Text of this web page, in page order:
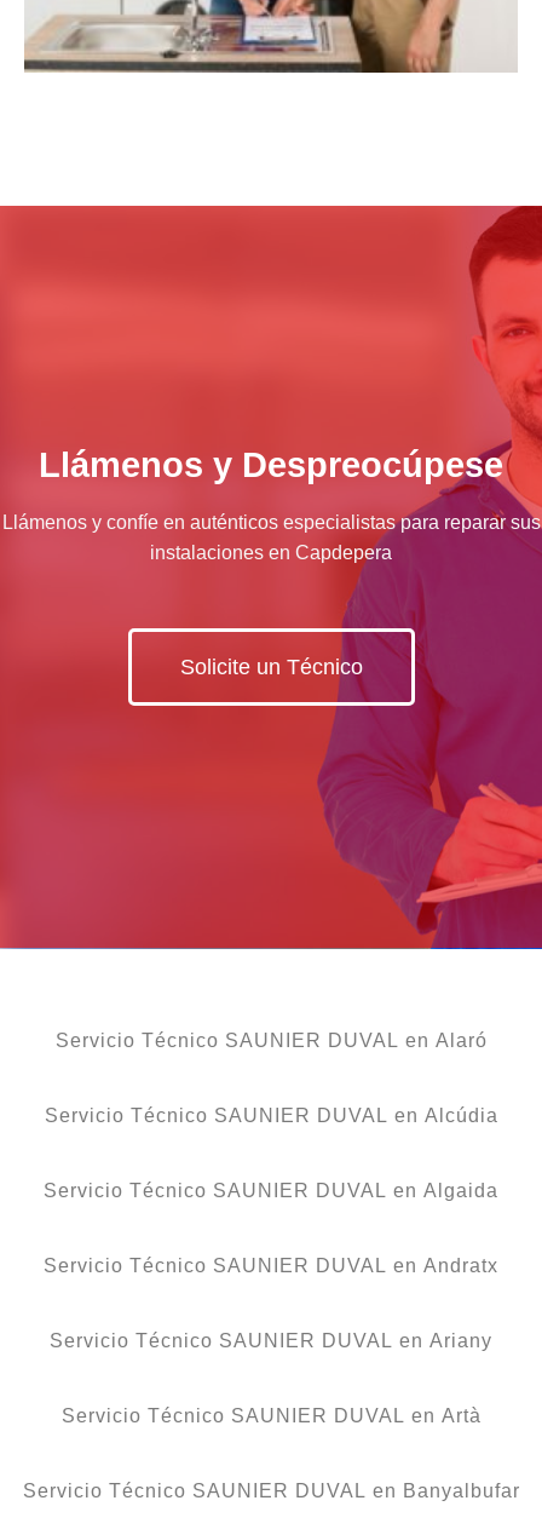
Llámenos y Despreocúpese
Llámenos y confíe en auténticos especialistas para reparar sus
instalaciones en Capdepera
Solicite un Técnico
Servicio Técnico SAUNIER DUVAL en Alaró
Servicio Técnico SAUNIER DUVAL en Alcúdia
Servicio Técnico SAUNIER DUVAL en Algaida
Servicio Técnico SAUNIER DUVAL en Andratx
Servicio Técnico SAUNIER DUVAL en Ariany
Servicio Técnico SAUNIER DUVAL en Artà
Servicio Técnico SAUNIER DUVAL en Banyalbufar